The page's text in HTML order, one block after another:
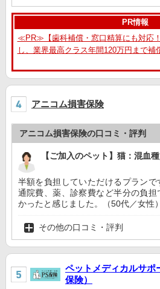
PR情報
≪PR≫【歯科補償・窓口精算にも対応
し、業界最高クラス年間120万円まで補
アニコム損害保険
アニコム損害保険の口コミ・評判
【ご加入のペット】猫：混血
半額を負担していただけるプランで
通院費、薬、診察費など半分の負
かったと感じました。（50代／女性）
その他の口コミ・評判
ペットメディカルサポ
保険）